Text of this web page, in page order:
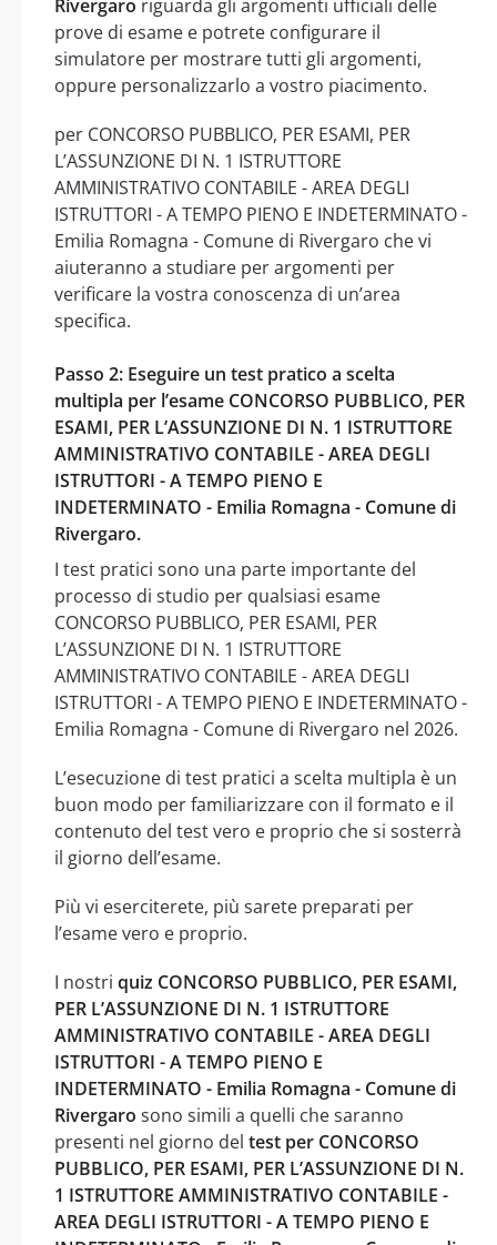
Rivergaro riguarda gli argomenti ufficiali delle
prove di esame e potrete configurare il
simulatore per mostrare tutti gli argomenti,
oppure personalizzarlo a vostro piacimento.
per CONCORSO PUBBLICO, PER ESAMI, PER
L’ASSUNZIONE DI N. 1 ISTRUTTORE
AMMINISTRATIVO CONTABILE - AREA DEGLI
ISTRUTTORI - A TEMPO PIENO E INDETERMINATO -
Emilia Romagna - Comune di Rivergaro che vi
aiuteranno a studiare per argomenti per
verificare la vostra conoscenza di un’area
specifica.
Passo 2: Eseguire un test pratico a scelta
multipla per l’esame CONCORSO PUBBLICO, PER
ESAMI, PER L’ASSUNZIONE DI N. 1 ISTRUTTORE
AMMINISTRATIVO CONTABILE - AREA DEGLI
ISTRUTTORI - A TEMPO PIENO E
INDETERMINATO - Emilia Romagna - Comune di
Rivergaro.
I test pratici sono una parte importante del
processo di studio per qualsiasi esame
CONCORSO PUBBLICO, PER ESAMI, PER
L’ASSUNZIONE DI N. 1 ISTRUTTORE
AMMINISTRATIVO CONTABILE - AREA DEGLI
ISTRUTTORI - A TEMPO PIENO E INDETERMINATO -
Emilia Romagna - Comune di Rivergaro nel 2026.
L’esecuzione di test pratici a scelta multipla è un
buon modo per familiarizzare con il formato e il
contenuto del test vero e proprio che si sosterrà
il giorno dell’esame.
Più vi eserciterete, più sarete preparati per
l’esame vero e proprio.
I nostri quiz CONCORSO PUBBLICO, PER ESAMI,
PER L’ASSUNZIONE DI N. 1 ISTRUTTORE
AMMINISTRATIVO CONTABILE - AREA DEGLI
ISTRUTTORI - A TEMPO PIENO E
INDETERMINATO - Emilia Romagna - Comune di
Rivergaro sono simili a quelli che saranno
presenti nel giorno del test per CONCORSO
PUBBLICO, PER ESAMI, PER L’ASSUNZIONE DI N.
1 ISTRUTTORE AMMINISTRATIVO CONTABILE -
AREA DEGLI ISTRUTTORI - A TEMPO PIENO E